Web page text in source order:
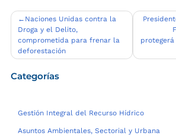
Navegación
de
entradas
Naciones Unidas contra la
Droga y el Delito,
comprometida para frenar la
deforestación
protegerá
Categorías
Gestión Integral del Recurso Hídrico
Asuntos Ambientales, Sectorial y Urbana